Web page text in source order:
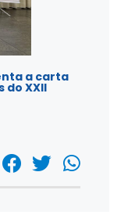
a carta
do XXII